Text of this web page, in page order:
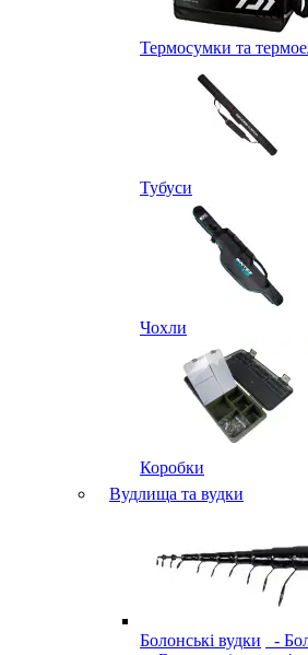
Термосумки та
Тубуси
Чохли
Коробки
Вудлища та вудки
Болонські вудки
-